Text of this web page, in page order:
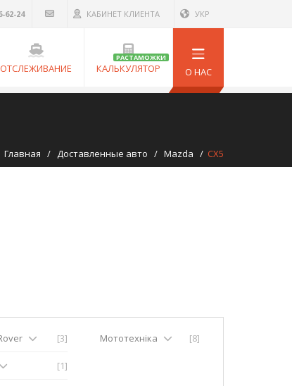
62-24 КАБИНЕТ КЛИЕНТА УКР
ОТСЛЕЖИВАНИЕ КАЛЬКУЛЯТОР
РАСТАМОЖКИ
О НАС
Главная / Доставленные авто / Mazda / CX5
[3]
[1]
Мототехніка [8]